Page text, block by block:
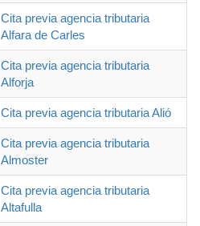
Cita previa agencia tributaria
Alfara de Carles
Cita previa agencia tributaria
Alforja
Cita previa agencia tributaria Alió
Cita previa agencia tributaria
Almoster
Cita previa agencia tributaria
Altafulla